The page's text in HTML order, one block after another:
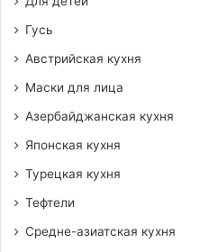
Гусь
Австрийская кухня
Маски для лица
Азербайджанская кухня
Японская кухня
Турецкая кухня
Тефтели
Средне-азиатская кухня